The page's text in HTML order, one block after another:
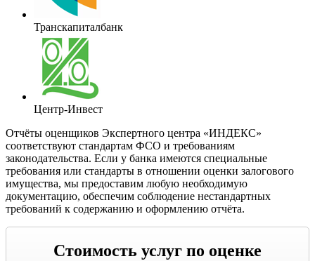
Транскапиталбанк
Центр-Инвест
Отчёты оценщиков Экспертного центра «ИНДЕКС»
соответствуют стандартам ФСО и требованиям
законодательства. Если у банка имеются специальные
требования или стандарты в отношении оценки залогового
имущества, мы предоставим любую необходимую
документацию, обеспечим соблюдение нестандартных
требований к содержанию и оформлению отчёта.
Стоимость услуг по оценке